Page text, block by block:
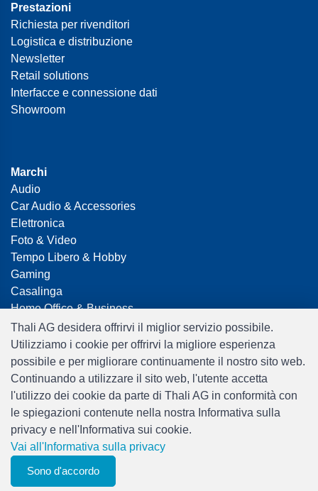
Filtri
osservatori
Prestazioni
Richiesta per rivenditori
Logistica e distribuzione
Newsletter
Retail solutions
Interfacce e connessione dati
Showroom
Marchi
Audio
Car Audio & Accessories
Elettronica
Foto & Video
Tempo Libero & Hobby
Gaming
Casalinga
Home Office & Business
Merchandising
Smart Home
Giocattoli
Travel
Thali AG desidera offrirvi il miglior servizio possibile.
Utilizziamo i cookie per offrirvi la migliore esperienza
possibile e per migliorare continuamente il nostro sito web.
Continuando a utilizzare il sito web, l'utente accetta
l'utilizzo dei cookie da parte di Thali AG in conformità con
le spiegazioni contenute nella nostra Informativa sulla
privacy e nell'Informativa sui cookie.
Vai all'Informativa sulla privacy
Sono d'accordo